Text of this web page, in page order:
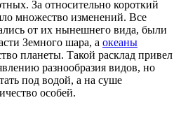
За относительно короткий
множество изменений. Все
от их нынешнего вида, были
Земного шара, а океаны
планеты. Такой расклад привел
разнообразия видов, но
под водой, а на суше
особей.